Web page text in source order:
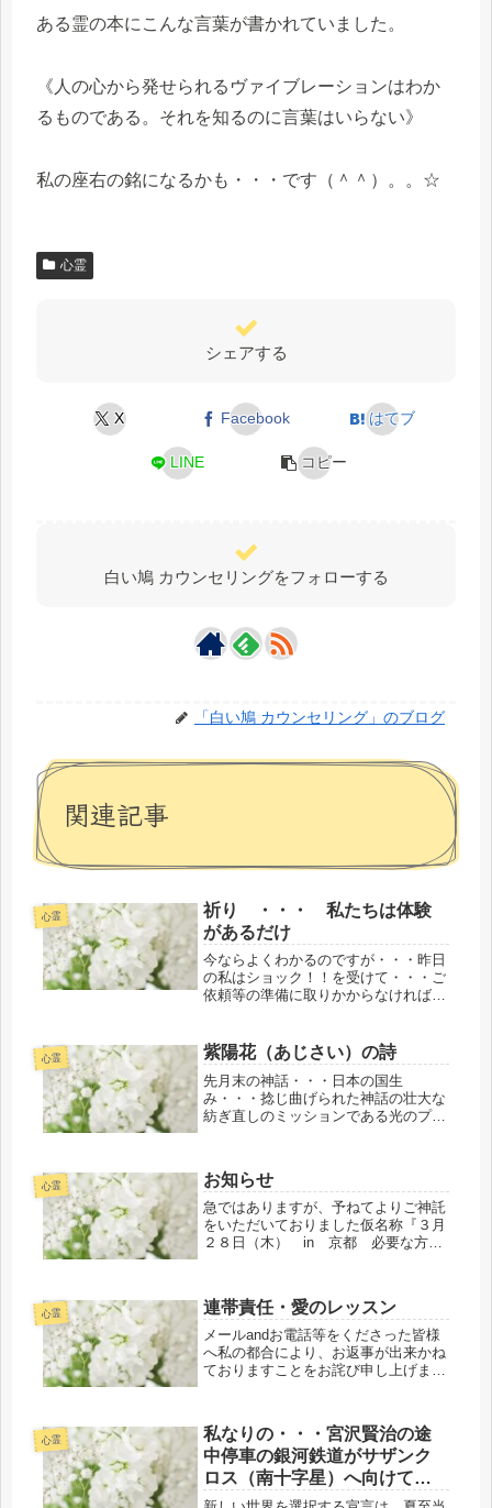
ある霊の本にこんな言葉が書かれていました。
《人の心から発せられるヴァイブレーションはわか
るものである。それを知るのに言葉はいらない》
私の座右の銘になるかも・・・です（＾＾）。。☆
心霊
シェアする
X Facebook はてブ
LINE コピー
白い鳩 カウンセリングをフォローする
「白い鳩 カウンセリング」のブログ
関連記事
心霊
祈り ・・・ 私たちは体験
があるだけ
今ならよくわかるのですが・・・昨日
の私はショック！！を受けて・・・ご
依頼等の準備に取りかからなければな
頼）・・・なるほど！と昨夜から早朝
の目覚めの嬉しいある笑いの会話のビ
ジョン等で...
心霊 紫陽花（あじさい）の詩
先月末の神話・・・日本の国生
み・・・捻じ曲げられた神話の壮大な
紡ぎ直しのミッションである光のプロ
選択して転生して来て秦の始皇帝時代
絡みを５１％以上クリアーにカルマ解
消をする...
心霊 お知らせ
急ではありますが、予ねてよりご神託
をいただいておりました仮名称『３月
２８日（木） in 京都 必要な方へ
プ予定を数日後に控えておりました
が・・・その前に同内容の来る『２月
２３...
心霊 連帯責任・愛のレッスン
メールandお電話等をくださった皆様
へ私の都合により、お返事が出来かね
ておりますことをお詫び申し上げま
掌）まだ・・・アフターフォローが続
いているのかいまいちスッキリしない
感...
心霊
私なりの・・・宮沢賢治の途
中停車の銀河鉄道がサザンク
ロス（南十字星）へ向けて出
発進行！！